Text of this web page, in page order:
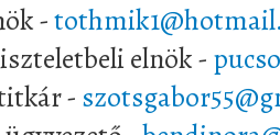
-
elnök -
-